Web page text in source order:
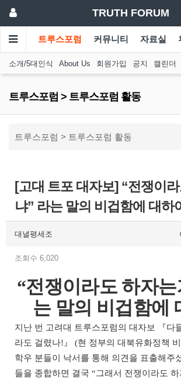
TRUTH FORUM
트루스포럼 커뮤니티 자료실
소개/5대인식 About Us 회원가입 공지 캘린더
트루스포럼 > 트루스포럼 활동
트루스포럼 > 트루스포럼 활동
[고대 트포 대자보] “전쟁이
냐” 라는 말의 비겁함에 대하
대녈평세조
조회수 6,020
“전쟁이라도 하자
는 말의 비겁함에
지난 번 고려대 트루스포럼의 대자보 『다
라도 걸렸나! 』 (현 정부의 대북유화정책
학우 분들이 낙서를 통해 의견을 표출해주
들을 종합하면 결국 “그래서 전쟁이라도